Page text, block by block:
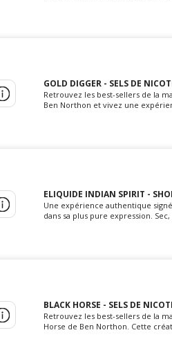
GOLD DIGGER - SELS DE
Retrouvez les best-sellers de la
Ben Northon et vivez une
ELIQUIDE INDIAN SPIRIT -
Une expérience authentique
dans sa plus pure expression.
BLACK HORSE - SELS DE
Retrouvez les best-sellers de la
Horse de Ben Northon. Cette